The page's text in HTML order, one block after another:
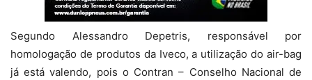
Segundo Alessandro Depetris, responsável por
homologação de produtos da Iveco, a utilização do air-bag
já está valendo, pois o Contran – Conselho Nacional de